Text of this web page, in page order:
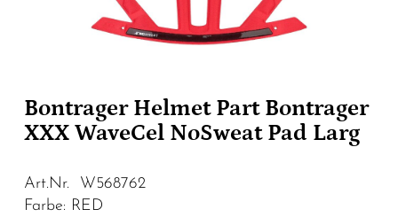
Bontrager Helmet Part Bontrager
XXX WaveCel NoSweat Pad Larg
Art.Nr. W568762
Farbe: RED